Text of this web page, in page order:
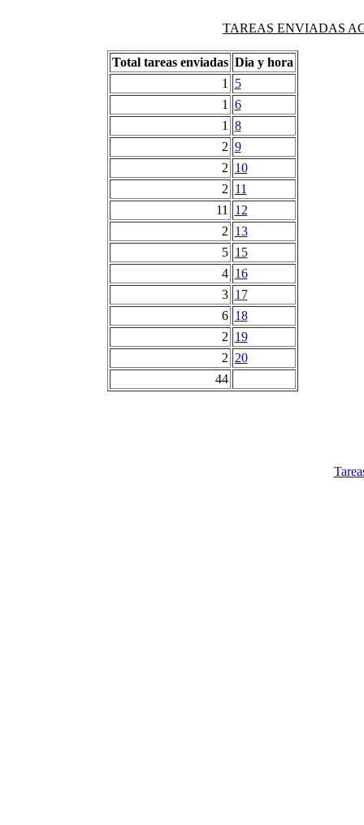
TAREAS ENVIADAS
Total tareas enviadas Dia y hora
1
5
1
6
1
8
2 9
2 10
2 11
11
12
2 13
5 15
4 16
3 17
6 18
2 19
2 20
44